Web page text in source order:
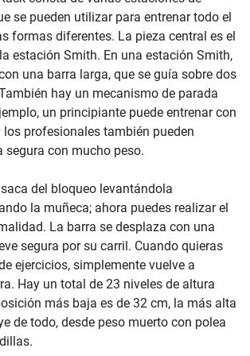
se pueden utilizar para entrenar todo el
formas diferentes. La pieza central es el
estación Smith. En una estación Smith,
una barra larga, que se guía sobre dos
hay un mecanismo de parada
un principiante puede entrenar con
los profesionales también pueden
segura con mucho peso.
del bloqueo levantándola
la muñeca; ahora puedes realizar el
La barra se desplaza con una
segura por su carril. Cuando quieras
ejercicios, simplemente vuelve a
Hay un total de 23 niveles de altura
más baja es de 32 cm, la más alta
de todo, desde peso muerto con polea